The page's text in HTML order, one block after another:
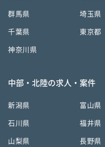
群馬県 埼玉県
千葉県 東京都
神奈川県
中部・北陸の求人・案件
新潟県 富山県
石川県 福井県
山梨県 長野県